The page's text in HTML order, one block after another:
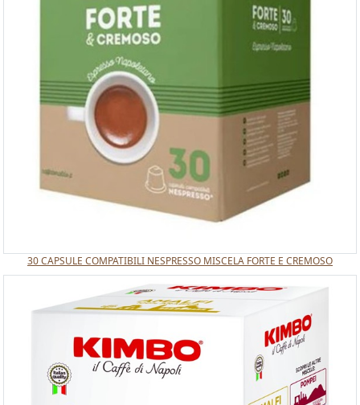
30 CAPSULE COMPATIBILI NESPRESSO MISCELA FORTE E CREMOSO